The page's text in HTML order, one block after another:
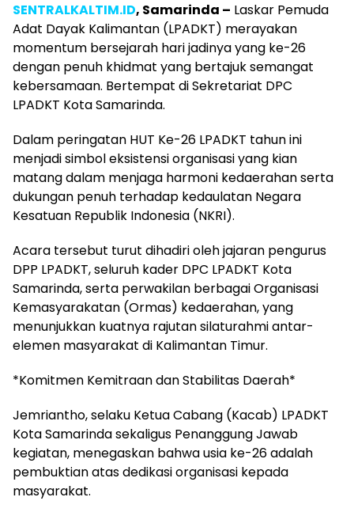
SENTRALKALTIM.ID, Samarinda – Laskar Pemuda
Adat Dayak Kalimantan (LPADKT) merayakan
momentum bersejarah hari jadinya yang ke-26
dengan penuh khidmat yang bertajuk semangat
kebersamaan. Bertempat di Sekretariat DPC
LPADKT Kota Samarinda.
Dalam peringatan HUT Ke-26 LPADKT tahun ini
menjadi simbol eksistensi organisasi yang kian
matang dalam menjaga harmoni kedaerahan serta
dukungan penuh terhadap kedaulatan Negara
Kesatuan Republik Indonesia (NKRI).
Acara tersebut turut dihadiri oleh jajaran pengurus
DPP LPADKT, seluruh kader DPC LPADKT Kota
Samarinda, serta perwakilan berbagai Organisasi
Kemasyarakatan (Ormas) kedaerahan, yang
menunjukkan kuatnya rajutan silaturahmi antar-
elemen masyarakat di Kalimantan Timur.
*Komitmen Kemitraan dan Stabilitas Daerah*
Jemriantho, selaku Ketua Cabang (Kacab) LPADKT
Kota Samarinda sekaligus Penanggung Jawab
kegiatan, menegaskan bahwa usia ke-26 adalah
pembuktian atas dedikasi organisasi kepada
masyarakat.